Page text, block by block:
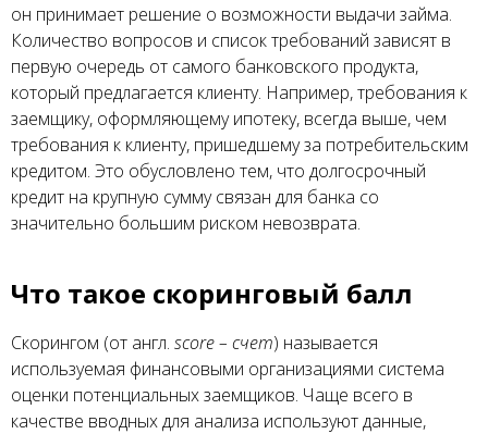
он принимает решение о возможности выдачи займа.
Количество вопросов и список требований зависят в
первую очередь от самого банковского продукта,
который предлагается клиенту. Например, требования к
заемщику, оформляющему ипотеку, всегда выше, чем
требования к клиенту, пришедшему за потребительским
кредитом. Это обусловлено тем, что долгосрочный
кредит на крупную сумму связан для банка со
значительно большим риском невозврата.
Что такое скоринговый балл
Скорингом (от англ. score – счет) называется
используемая финансовыми организациями система
оценки потенциальных заемщиков. Чаще всего в
качестве вводных для анализа используют данные,